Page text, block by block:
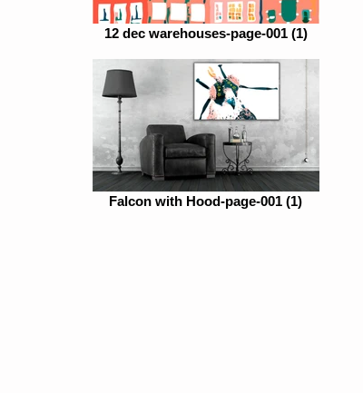
12 dec warehouses-page-001 (1)
Falcon with Hood-page-001 (1)